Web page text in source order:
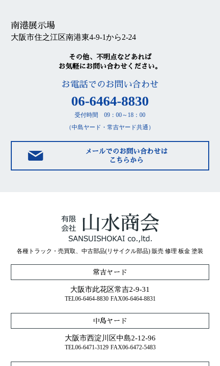
南港展示場
大阪市住之江区南港東4-9-1から2-24
その他、不明点などあれば
お気軽にお問い合わせください。
お電話でのお問い合わせ
06-6464-8830
受付時間 09：00～18：00
（中島ヤード・常吉ヤード共通）
メールでのお問い合わせは
こちらから
各種トラック・売買取、中古部品(リサイクル部品) 販売 修理 板金 塗装
常吉ヤード
大阪市此花区常吉2-9-31
TEL06-6464-8830 FAX06-6464-8831
中島ヤード
大阪市西淀川区中島2-12-96
TEL06-6471-3129 FAX06-6472-5483